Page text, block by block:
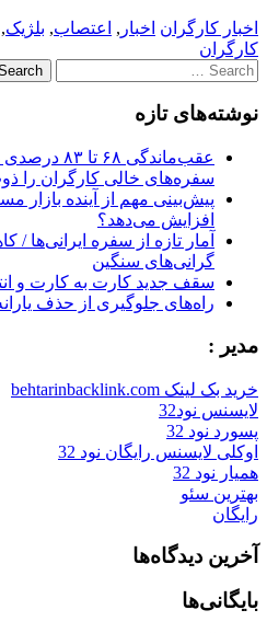
اخبار کارگران اخبار , اعتصاب, بلژیک,
کارگران
Search
for:
نوشته‌های تازه
عقب‌ماندگی
سفره‌های خالی کارگران را
پیش‌بینی مهم از آینده بازار
افزایش می‌دهد؟
آمار تازه از سفره ایرانی‌ها
گرانی‌های سنگین
سقف جدید کارت به کارت و
راه‌های جلوگیری از حذف
مدیر :
خرید بک لینک behtarinbacklink.com
لایسنس نود32
پسورد نود 32
اوکلی لایسنس رایگان نود 32
همیار نود 32
بهترین سئو
رایگان
آخرین دیدگاه‌ها
بایگانی‌ها